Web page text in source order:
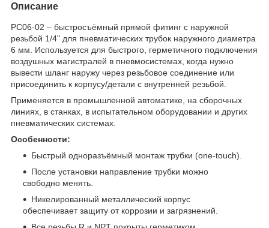
Описание
PC06-02 – быстросъёмный прямой фитинг с наружной
резьбой 1/4" для пневматических трубок наружного диаметра
6 мм. Используется для быстрого, герметичного подключения
воздушных магистралей в пневмосистемах, когда нужно
вывести шланг наружу через резьбовое соединение или
присоединить к корпусу/детали с внутренней резьбой.
Применяется в промышленной автоматике, на сборочных
линиях, в станках, в испытательном оборудовании и других
пневматических системах.
Особенности:
Быстрый одноразъёмный монтаж трубки (one-touch).
После установки направление трубки можно
свободно менять.
Никелированный металлический корпус
обеспечивает защиту от коррозии и загрязнений.